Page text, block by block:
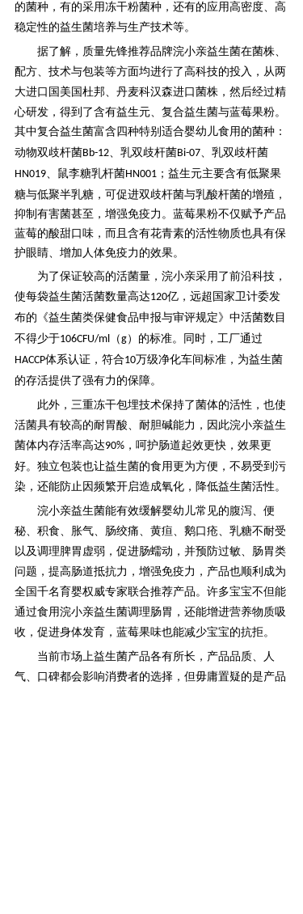
的菌种，有的采用冻干粉菌种，还有的应用高密度、高
稳定性的益生菌培养与生产技术等。
据了解， 质量先锋推荐品牌浣小亲益生菌在菌株、
配方、技术与包装等方面均进行了高科技的投入，从两
大进口国 美国杜邦、丹麦科汉森进口菌株，然后经过精
心研发，得到了含有益生元、复合益生菌与蓝莓果粉。
其中复合益生菌富含四种特别适合婴幼儿食用的菌种：
动物双歧杆菌Bb-12、乳双歧杆菌Bi-07、乳双歧杆菌
HN019、鼠李糖乳杆菌HN001； 益生元主要含有低聚果
糖与低聚半乳糖，可促进双歧杆菌与乳酸杆菌的增殖，
抑制有害菌甚至，增强免疫力。蓝莓果粉不仅赋予产品
蓝莓的酸甜口味，而且含有花青素的活性物质也具有保
护眼睛、增加人体免疫力的效果。
为了保证较高的活菌量，浣小亲采用了前沿科技，
使每袋益生菌活菌数量高达120亿，远超国家卫计委发
布的《益生菌类保健食品申报与审评规定》 中活菌数目
不得少于106CFU/ml （g） 的标准。同时，工厂通过
HACCP体系认证，符合10万级净化车间标准，为益生菌
的存活提供了强有力的保障。
此外， 三重冻干包埋技术保持了菌体的活性 ，也使
活菌具有较高的耐胃酸、耐胆碱能力， 因此浣小亲益生
菌体内存活率高达90%，呵护肠道起效更快，效果更
好。独立包装也让益生菌的食用更为方便，不易受到污
染 ，还能防止因频繁开启造成氧化，降低益生菌活性。
浣小亲益生菌能有效缓解婴幼儿常见的腹泻、便
秘、积食、胀气、肠绞痛、黄疸、鹅口疮、乳糖不耐受
以及调理脾胃虚弱，促进肠蠕动，并预防过敏、肠胃类
问题，提高肠道抵抗力，增强免疫力，产品也顺利成为
全国千名育婴权威专家联合推荐产品。 许多宝宝不但能
通过食用浣小亲益生菌调理肠胃，还能增进营养物质吸
收，促进身体发育，蓝莓果味也能减少宝宝的抗拒。
当前市场上益生菌产品各有所长，产品品质、人
气、口碑都会影响消费者的选择，但毋庸置疑的是产品